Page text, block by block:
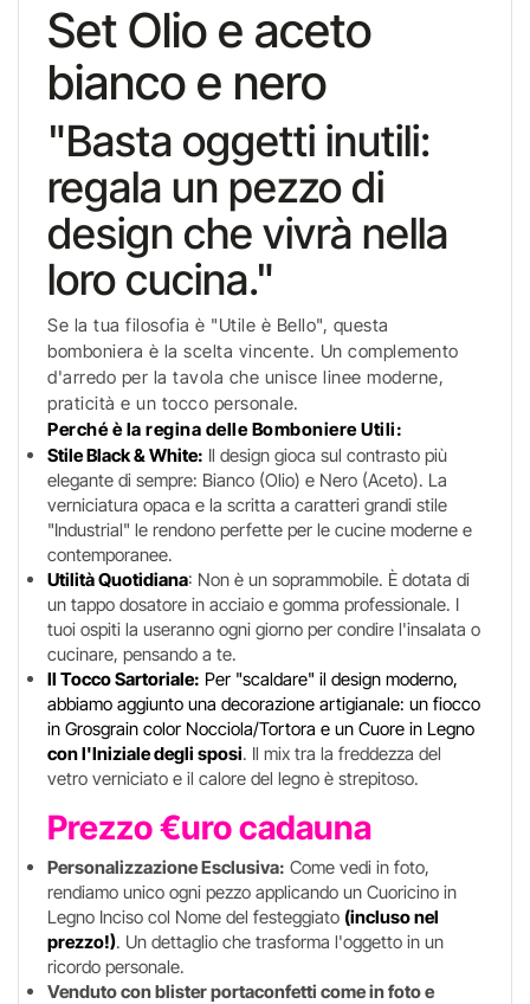
Set Olio e aceto
bianco e nero
"Basta oggetti inutili:
regala un pezzo di
design che vivrà nella
loro cucina."
Se la tua filosofia è "Utile è Bello", questa
bomboniera è la scelta vincente. Un complemento
d'arredo per la tavola che unisce linee moderne,
praticità e un tocco personale.
Perché è la regina delle Bomboniere Utili:
Stile Black & White: Il design gioca sul contrasto più
elegante di sempre: Bianco (Olio) e Nero (Aceto). La
verniciatura opaca e la scritta a caratteri grandi stile
"Industrial" le rendono perfette per le cucine moderne e
contemporanee.
Utilità Quotidiana: Non è un soprammobile. È dotata di
un tappo dosatore in acciaio e gomma professionale. I
tuoi ospiti la useranno ogni giorno per condire l'insalata o
cucinare, pensando a te.
Il Tocco Sartoriale: Per "scaldare" il design moderno,
abbiamo aggiunto una decorazione artigianale: un fiocco
in Grosgrain color Nocciola/Tortora e un Cuore in Legno
con l'Iniziale degli sposi. Il mix tra la freddezza del
vetro verniciato e il calore del legno è strepitoso.
Prezzo €uro cadauna
Personalizzazione Esclusiva: Come vedi in foto,
rendiamo unico ogni pezzo applicando un Cuoricino in
Legno Inciso col Nome del festeggiato (incluso nel
prezzo!). Un dettaglio che trasforma l'oggetto in un
ricordo personale.
Venduto con blister portaconfetti come in foto e